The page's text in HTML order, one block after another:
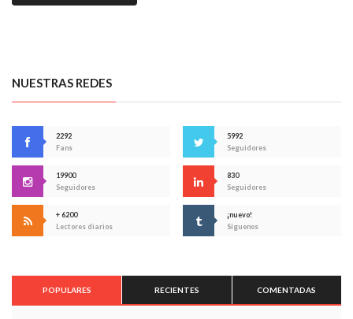
NUESTRAS REDES
2292
Fans
5992
Seguidores
19900
Seguidores
830
Seguidores
+ 6200
Lectores diarios
¡nuevo!
Síguenos
POPULARES RECIENTES COMENTADAS